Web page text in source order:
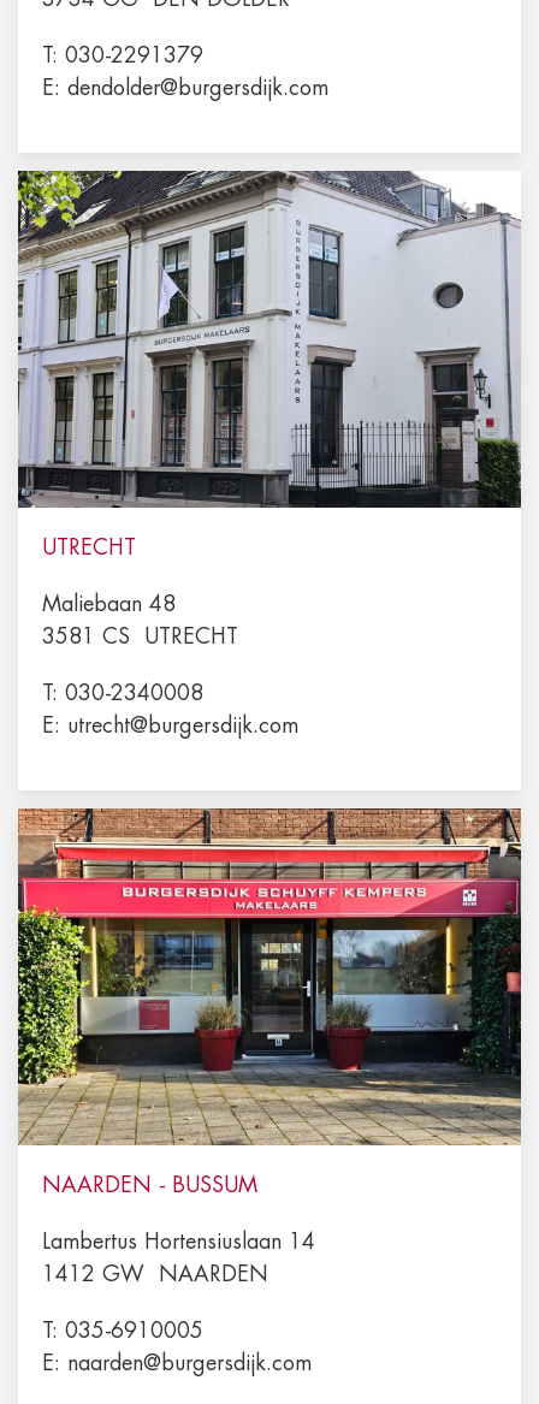
T: 030-2291379
E: dendolder@burgersdijk.com
UTRECHT
Maliebaan 48
3581 CS
UTRECHT
T: 030-2340008
E: utrecht@burgersdijk.com
NAARDEN - BUSSUM
Lambertus Hortensiuslaan 14
1412 GW
NAARDEN
T: 035-6910005
E: naarden@burgersdijk.com